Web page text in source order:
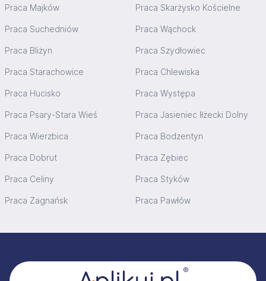
Praca Majków Praca Skarżysko Kościelne
Praca Suchedniów Praca Wąchock
Praca Bliżyn Praca Szydłowiec
Praca Starachowice Praca Chlewiska
Praca Hucisko Praca Występa
Praca Psary-Stara Wieś Praca Jasieniec Iłżecki Dolny
Praca Wierzbica Praca Bodzentyn
Praca Dobrut Praca Zębiec
Praca Celiny Praca Styków
Praca Zagnańsk Praca Pawłów